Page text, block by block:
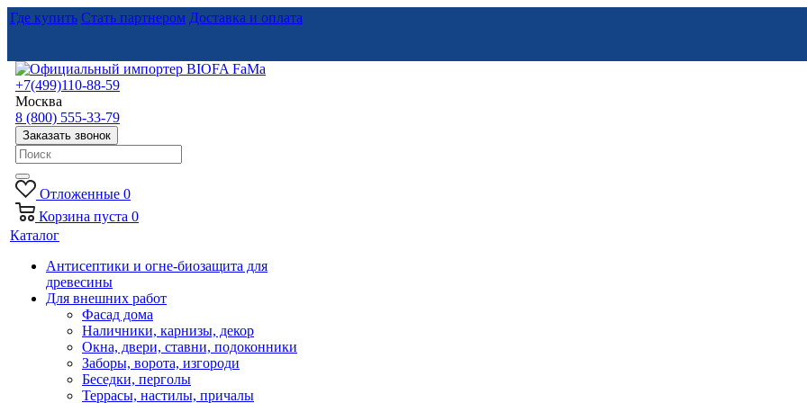
Где купить Стать партнером Доставка и оплата
+7(499)110-88-59
Москва
8 (800) 555-33-79
Заказать звонок
Отложенные 0
Корзина пуста 0
Каталог
Антисептики и огне-биозащита для
древесины
Для внешних работ
Фасад дома
Наличники, карнизы, декор
Окна, двери, ставни, подоконники
Заборы, ворота, изгороди
Беседки, перголы
Террасы, настилы, причалы